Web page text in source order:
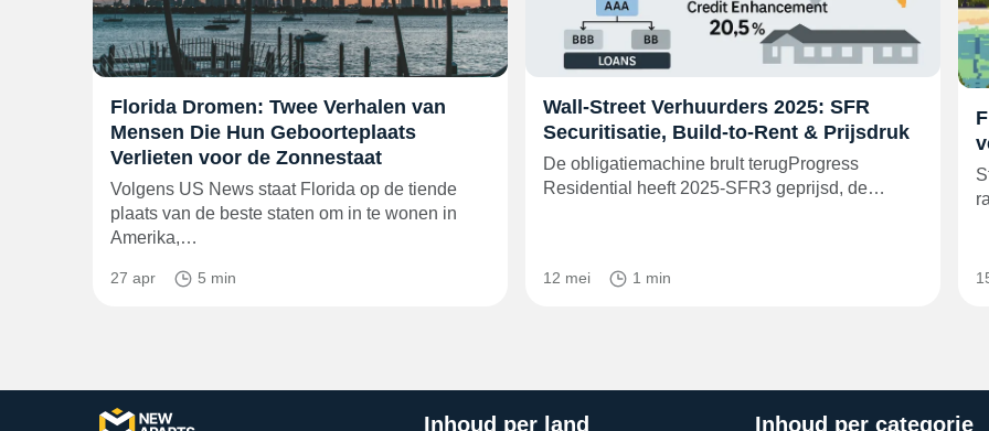
Florida Dromen: Twee Verhalen van
Mensen Die Hun Geboorteplaats
Verlieten voor de Zonnestaat
Volgens US News staat Florida op de tiende
plaats van de beste staten om in te wonen in
Amerika,…
27 apr 5 min
Wall-Street Verhuurders 2025: SFR
Securitisatie, Build-to-Rent & Prijsdruk
De obligatiemachine brult terugProgress
Residential heeft 2025‑SFR3 geprijsd, de…
12 mei 1 min
Inhoud per land Inhoud per categorie